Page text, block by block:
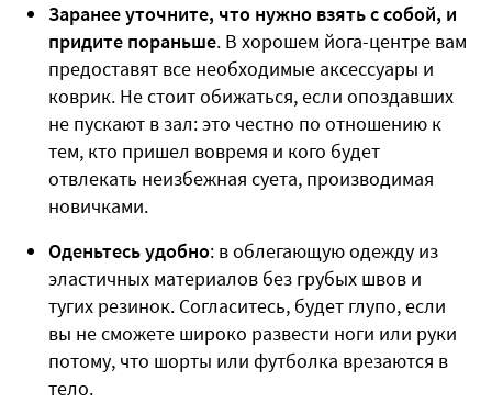
Заранее уточните, что нужно взять с собой, и
придите пораньше. В хорошем йога-центре вам
предоставят все необходимые аксессуары и
коврик. Не стоит обижаться, если опоздавших
не пускают в зал: это честно по отношению к
тем, кто пришел вовремя и кого будет
отвлекать неизбежная суета, производимая
новичками.
Оденьтесь удобно: в облегающую одежду из
эластичных материалов без грубых швов и
тугих резинок. Согласитесь, будет глупо, если
вы не сможете широко развести ноги или руки
потому, что шорты или футболка врезаются в
тело.